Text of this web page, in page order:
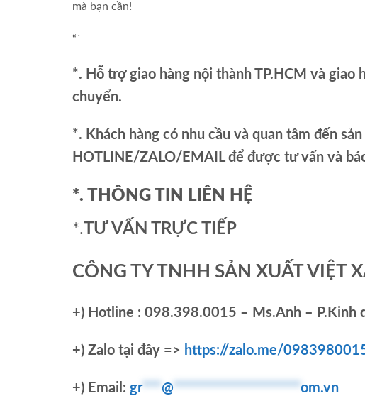
mà bạn cần!
“`
*. Hỗ trợ giao hàng nội thành TP.HCM và giao
chuyển.
*. Khách hàng có nhu cầu và quan tâm đến
HOTLINE/ZALO/EMAIL để được tư vấn và
*. THÔNG TIN LIÊN HỆ
*. TƯ VẤN TRỰC TIẾP
CÔNG TY TNHH SẢN XUẤT VIỆT
+) Hotline : 098.398.0015 – Ms.Anh – P.Kinh
+) Zalo tại đây => https://zalo.me/
+) Email: gr***@********************om.vn